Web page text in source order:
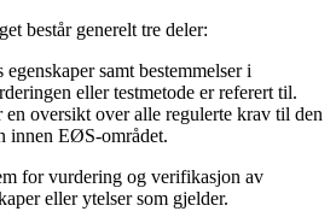
består generelt tre deler:
samt bestemmelser i
eller testmetode er referert til.
en oversikt over alle regulerte krav til den
innen EØS-området.
for vurdering og verifikasjon av
eller ytelser som gjelder.